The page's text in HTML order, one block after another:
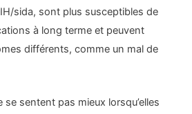
sida, sont plus susceptibles de
à long terme et peuvent
différents, comme un mal de
se sentent pas mieux lorsqu’elles